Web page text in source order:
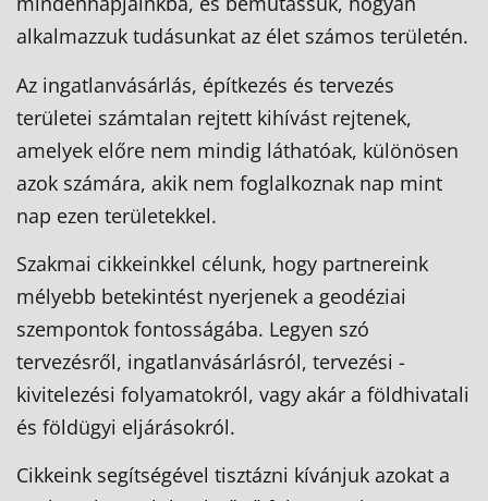
alkalmazzuk tudásunkat az élet számos területén.
Az ingatlanvásárlás, építkezés és tervezés
területei számtalan rejtett kihívást rejtenek,
amelyek előre nem mindig láthatóak, különösen
azok számára, akik nem foglalkoznak nap mint
nap ezen területekkel.
Szakmai cikkeinkkel célunk, hogy partnereink
mélyebb betekintést nyerjenek a geodéziai
szempontok fontosságába. Legyen szó
tervezésről, ingatlanvásárlásról, tervezési -
kivitelezési folyamatokról, vagy akár a földhivatali
és földügyi eljárásokról.
Cikkeink segítségével tisztázni kívánjuk azokat a